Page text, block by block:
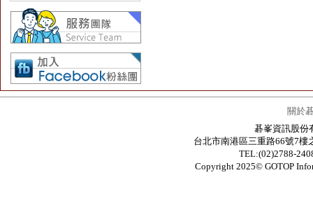
關於
碁峯資訊股份
台北市南港區三重路66號7樓
TEL:(02)2788-
Copyright 2025© GOTOP